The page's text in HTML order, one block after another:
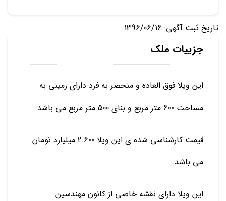
تاریخ ثبت آگهی: 1396/06/16
جزییات ملک
این ویلا فوق العاده و منحصر به فرد دارای زمینی به
مساحت 600 متر مربع و بنای 500 متر مربع می باشد.
قیمت کارشناسی شده ی این ویلا 2.600 میلیارد تومان
می باشد.
این ویلا دارای نقشه خاصی از کانون مهندسین